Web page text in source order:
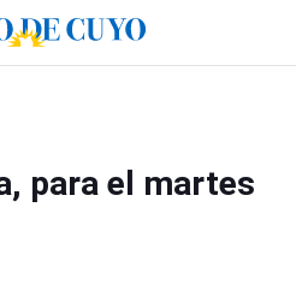
para el martes